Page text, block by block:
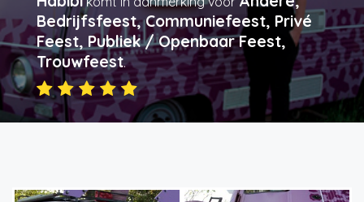
Bedrijfsfeest, Communiefeest, Privé
Feest, Publiek / Openbaar Feest,
Trouwfeest.